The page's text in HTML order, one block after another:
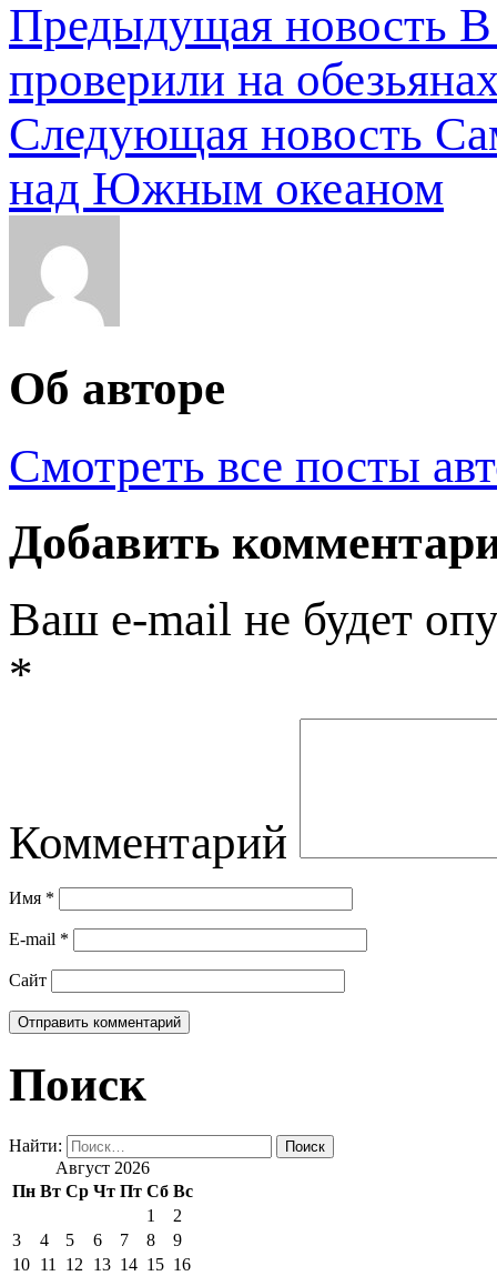
Предыдущая новость В
проверили на
Следующая новость
над Южным океаном
Об авторе
Смотреть все посты
Добавить
Ваш e-mail не будет
*
Комментарий
Имя *
E-mail *
Сайт
Поиск
Найти:
Август 2026
Пн Вт Ср Чт Пт Сб Вс
1
2
3
4 5 6 7 8
9
10 11 12 13 14 15 16